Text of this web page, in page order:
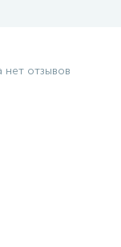
нет отзывов